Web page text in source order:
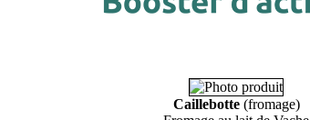
Caillebotte(fromage)